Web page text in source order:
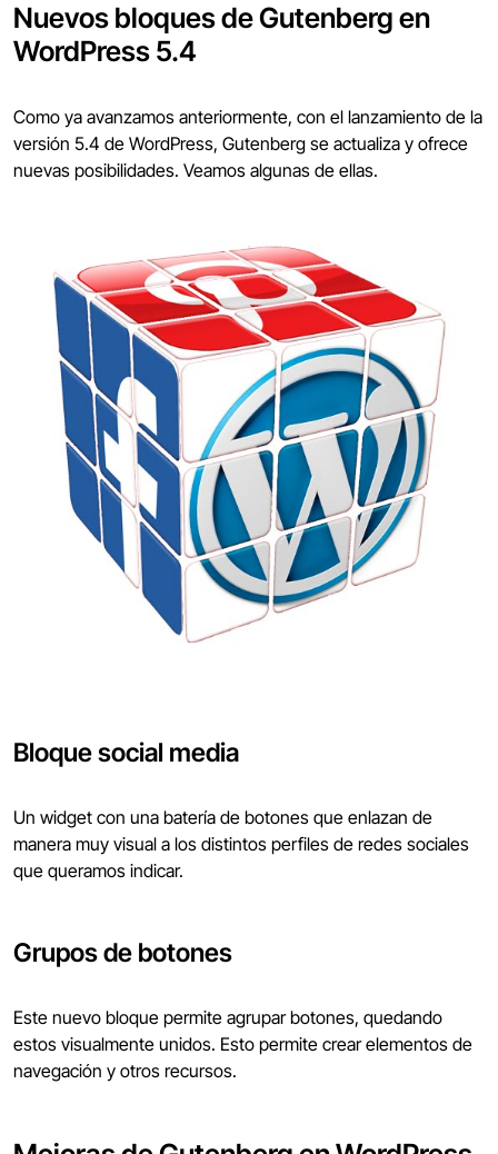
Nuevos bloques de Gutenberg en
WordPress 5.4
Como ya avanzamos anteriormente, con el lanzamiento de la
versión 5.4 de WordPress, Gutenberg se actualiza y ofrece
nuevas posibilidades. Veamos algunas de ellas.
Bloque social media
Un widget con una batería de botones que enlazan de
manera muy visual a los distintos perfiles de redes sociales
que queramos indicar.
Grupos de botones
Este nuevo bloque permite agrupar botones, quedando
estos visualmente unidos. Esto permite crear elementos de
navegación y otros recursos.